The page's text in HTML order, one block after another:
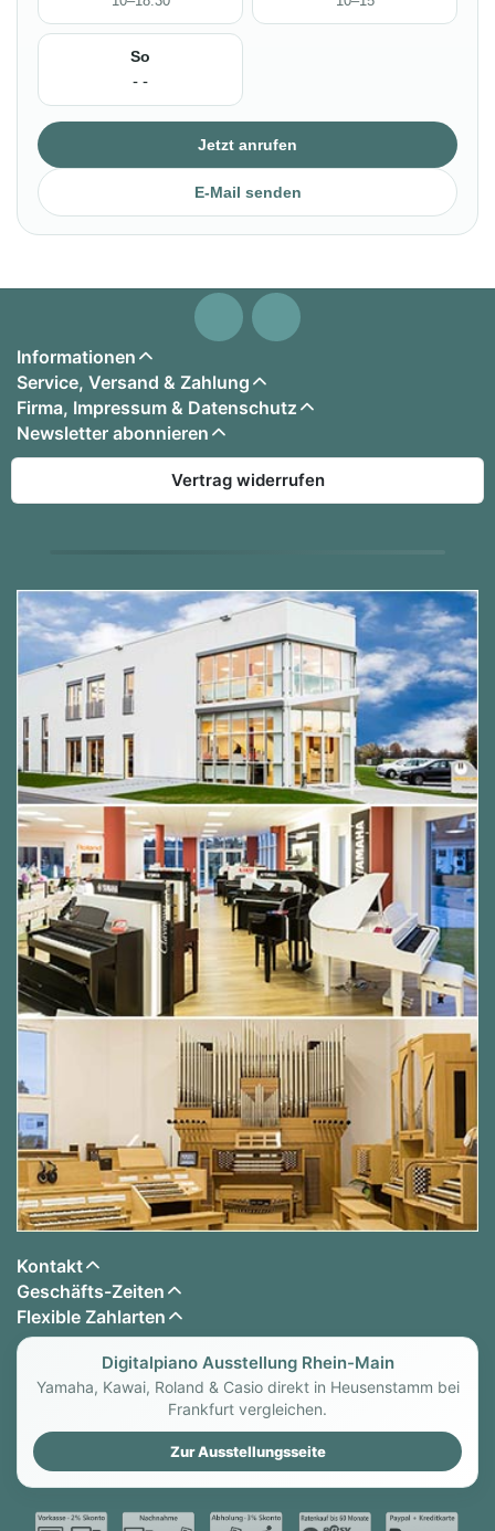
So
- -
Jetzt anrufen
E-Mail senden
Informationen
Service, Versand & Zahlung
Firma, Impressum & Datenschutz
Newsletter abonnieren
Vertrag widerrufen
Kontakt
Geschäfts-Zeiten
Flexible Zahlarten
Digitalpiano Ausstellung Rhein-Main
Yamaha, Kawai, Roland & Casio direkt in Heusenstamm bei
Frankfurt vergleichen.
Zur Ausstellungsseite